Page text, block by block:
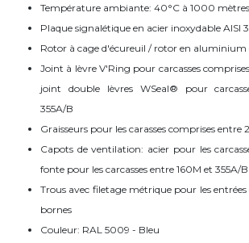
Température ambiante: 40°C à 1000
Plaque signalétique en acier inoxydable AISI
Rotor à cage d'écureuil / rotor en aluminium
Joint à lèvre V'Ring pour carcasses
joint double lèvres WSeal® pour
355A/B
Graisseurs pour les carasses comprises entre
Capots de ventilation: acier pour les
fonte pour les carcasses entre 160M et 355A/B
Trous avec filetage métrique pour les entrées
bornes
Couleur: RAL 5009 - Bleu